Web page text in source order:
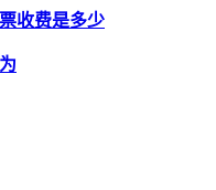
收费是多少